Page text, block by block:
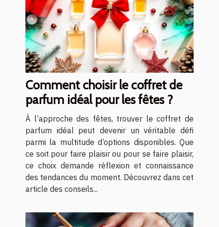
Comment choisir le coffret de
parfum idéal pour les fêtes ?
À l’approche des fêtes, trouver le coffret de
parfum idéal peut devenir un véritable défi
parmi la multitude d’options disponibles. Que
ce soit pour faire plaisir ou pour se faire plaisir,
ce choix demande réflexion et connaissance
des tendances du moment. Découvrez dans cet
article des conseils...